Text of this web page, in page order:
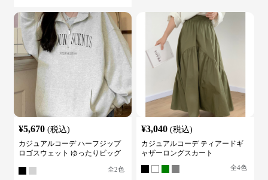
¥5,670 (税込)
カジュアルコーデ ハーフジップ
ロゴスウェット ゆったりビッグ
全2色
¥3,040 (税込)
カジュアルコーデ ティアードギ
ャザーロングスカート
全4色